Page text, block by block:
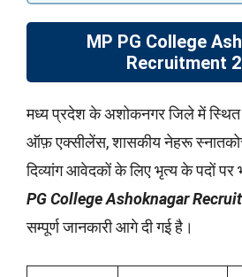
MP PG College
Recruitment
मध्य प्रदेश के अशोकनगर जिले में स्थित
ऑफ़ एक्सीलेंस, शासकीय नेहरू
दिव्यांग आवेदकों के लिए भृत्य के पदों पर
PG College Ashoknagar
सम्पूर्ण जानकारी आगे दी गई है।